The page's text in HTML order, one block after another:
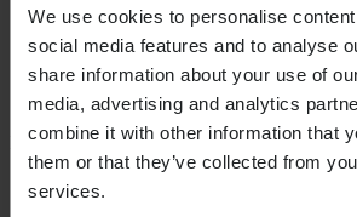
We use cookies to personalise
social media features and to analyse
share information about your use of
media, advertising and analytics
combine it with other information that
them or that they’ve collected from
services.
Herroepingsrecht
Informatie over recycling
Claims & klachten
Bestelstatus
Conformiteitsverklaring
KLANTENSERVICE
Vragen & antwoorden